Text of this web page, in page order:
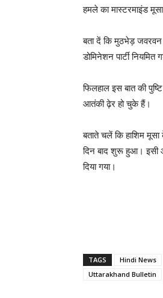
हमले का मास्टरमाइंड
बता दें कि मुठभेड़ जवरवन
डोमिनेशन पार्टी
फिलहाल इस बात की
आतंकी ढ़ेर हो चुके हैं।
बताते चलें कि हाशिम
दिन बाद शुरू हुआ। इसी
दिया गया।
TAGS Hindi News
Uttarakhand Bulletin